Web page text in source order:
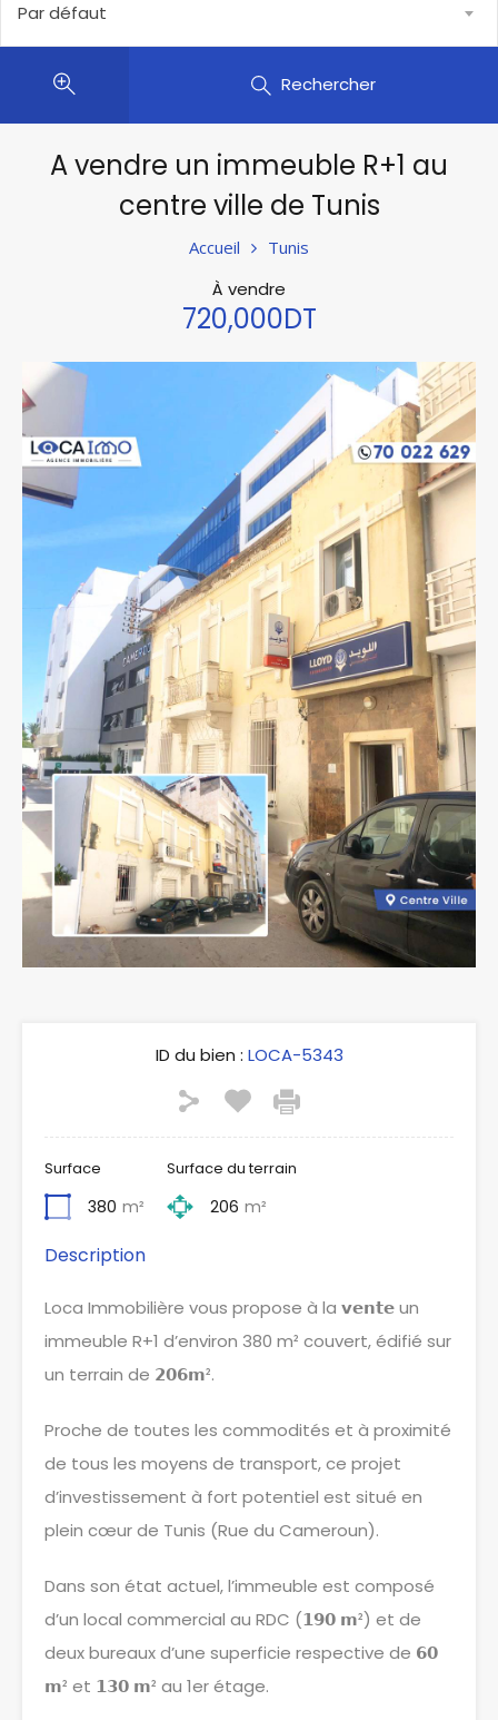
Par défaut
Rechercher
A vendre un immeuble R+1 au
centre ville de Tunis
Accueil Tunis
À vendre
720,000DT
ID du bien : LOCA-5343
Surface
380 m²
Surface du terrain
206 m²
Description
Loca Immobilière vous propose à la 𝘃𝗲𝗻𝘁𝗲 un
immeuble R+1 d’environ 380 m² couvert, édifié sur
un terrain de 𝟮𝟬𝟲𝗺².
Proche de toutes les commodités et à proximité
de tous les moyens de transport, ce projet
d’investissement à fort potentiel est situé en
plein cœur de Tunis (Rue du Cameroun).
Dans son état actuel, l’immeuble est composé
d’un local commercial au RDC (𝟭𝟵𝟬 𝗺²) et de
deux bureaux d’une superficie respective de 𝟲𝟬
𝗺² et 𝟭𝟯𝟬 𝗺² au 1er étage.